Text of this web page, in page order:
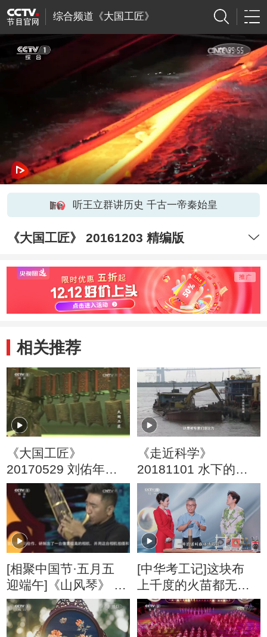
综合频道《大国工匠》
听王立群讲历史 千古一帝秦始皇
《大国工匠》 20161203 精编版
相关推荐
《大国工匠》
20170529 刘佑年：
古音新韵 良心铸钟
《走近科学》
20181101 水下的高
铁隧道
[相聚中国节·五月五
迎端午]《山风琴》 演
奏：吴彤
[中华考工记]这块布
上千度的火苗都无法
击穿